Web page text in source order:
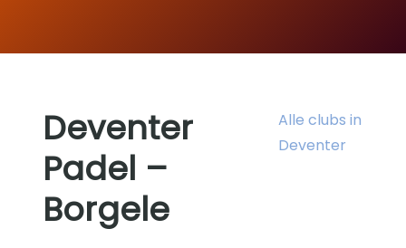
Deventer
Padel –
Borgele
Alle clubs in
Deventer